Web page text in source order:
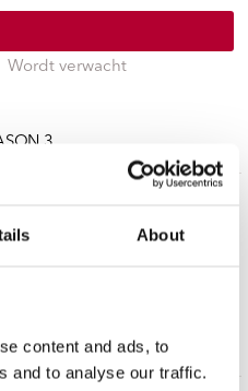
About
content and ads, to
and to analyse our traffic.
Wordt verwacht
3
4